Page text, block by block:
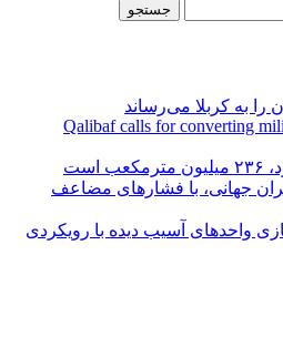
را به کربلا می‌رساند
Qalibaf calls for converting
جهانی، با فشارهای مضاعف
واحدهای آسیب دیده با رویکردی